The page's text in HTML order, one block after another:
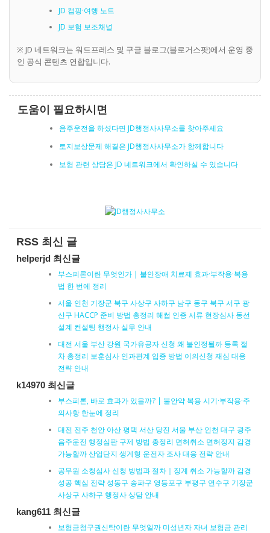
JD 캠핑·여행 노트
JD 보험 보조채널
※ JD 네트워크는 워드프레스 및 구글 블로그(블로거스팟)에서 운영 중
인 공식 콘텐츠 연합입니다.
도움이 필요하시면
음주운전을 하셨다면 JD행정사사무소를 찾아주세요
토지보상문제 해결은 JD행정사사무소가 함께합니다
보험 관련 상담은 JD 네트워크에서 확인하실 수 있습니다
RSS 최신 글
helperjd 최신글
부스피론이란 무엇인가 | 불안장애 치료제 효과·부작용·복용
법 한 번에 정리
서울 인천 기장군 북구 사상구 사하구 남구 동구 북구 서구 광
산구 HACCP 준비 방법 총정리 해썹 인증 서류 현장심사 동선
설계 컨설팅 행정사 실무 안내
대전 서울 부산 강원 국가유공자 신청 왜 불인정될까 등록 절
차 총정리 보훈심사 인과관계 입증 방법 이의신청 재심 대응
전략 안내
k14970 최신글
부스피론, 바로 효과가 있을까? | 불안약 복용 시기·부작용·주
의사항 한눈에 정리
대전 전주 천안 아산 평택 서산 당진 서울 부산 인천 대구 광주
음주운전 행정심판 구제 방법 총정리 면허취소 면허정지 감경
가능할까 산업단지 생계형 운전자 조사 대응 전략 안내
공무원 소청심사 신청 방법과 절차｜징계 취소 가능할까 감경
성공 핵심 전략 성동구 송파구 영등포구 부평구 연수구 기장군
사상구 사하구 행정사 상담 안내
kang611 최신글
보험금청구권신탁이란 무엇일까 미성년자 자녀 보험금 관리